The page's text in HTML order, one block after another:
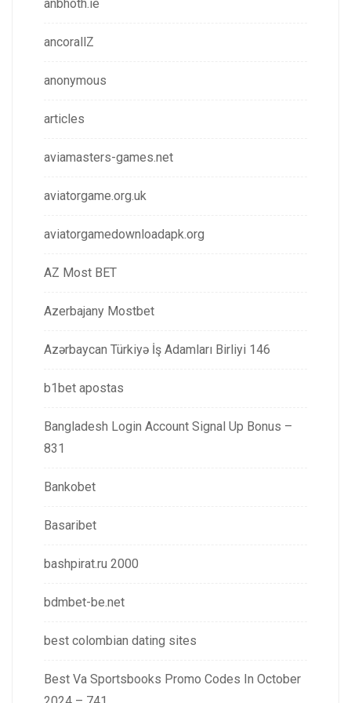
anbhoth.ie
ancorallZ
anonymous
articles
aviamasters-games.net
aviatorgame.org.uk
aviatorgamedownloadapk.org
AZ Most BET
Azerbajany Mostbet
Azərbaycan Türkiyə İş Adamları Birliyi 146
b1bet apostas
Bangladesh Login Account Signal Up Bonus –
831
Bankobet
Basaribet
bashpirat.ru 2000
bdmbet-be.net
best colombian dating sites
Best Va Sportsbooks Promo Codes In October